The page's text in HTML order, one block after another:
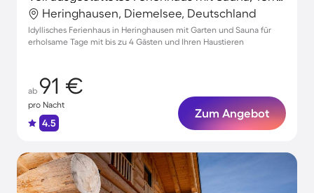
Heringhausen, Diemelsee, Deutschland
Idyllisches Ferienhaus in Heringhausen mit Garten und Sauna für
erholsame Tage mit bis zu 4 Gästen und Ihren Haustieren
ab 91 €
pro Nacht
4.5
Zum Angebot